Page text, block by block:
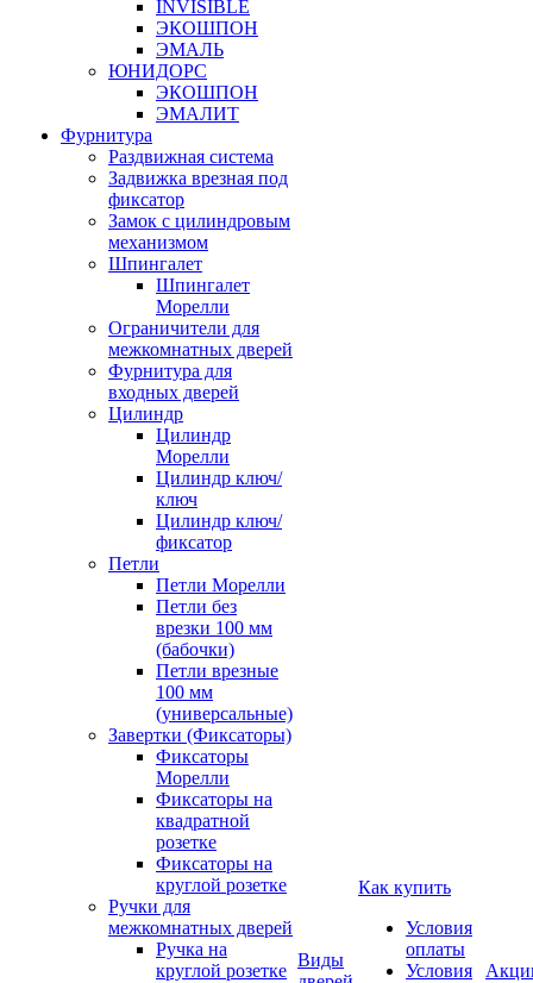
INVISIBLE
ЭКОШПОН
ЭМАЛЬ
ЮНИДОРС
ЭКОШПОН
ЭМАЛИТ
Фурнитура
Раздвижная система
Задвижка врезная под
фиксатор
Замок с цилиндровым
механизмом
Шпингалет
Шпингалет
Морелли
Ограничители для
межкомнатных дверей
Фурнитура для
входных дверей
Цилиндр
Цилиндр
Морелли
Цилиндр ключ/
ключ
Цилиндр ключ/
фиксатор
Петли
Петли Морелли
Петли без
врезки 100 мм
(бабочки)
Петли врезные
100 мм
(универсальные)
Завертки (Фиксаторы)
Фиксаторы
Морелли
Фиксаторы на
квадратной
розетке
Фиксаторы на
круглой розетке
Ручки для
межкомнатных дверей
Ручка на
круглой розетке
Виды
Как купить
Условия
оплаты
Условия